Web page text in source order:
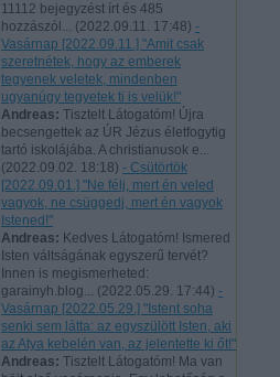
11112 bejegyzést írt és 485
hozzászól... (2022.09.11. 17:48) -
Vasárnap [2022.09.11.] "Amit csak
szeretnétek, hogy az emberek
tegyenek veletek, mindenben
ugyanúgy tegyetek ti is velük!"
Andreas: Tisztelt Látogatóm! Újra
becsengettek az ÚR Jézus életfogytig
tartó iskolájába. A christianusok e...
(2022.09.02. 18:18) - Csütörtök
[2022.09.01.] "Ne félj, mert én veled
vagyok, ne csüggedj, mert én vagyok
Istened!"
Andreas: Kedves Látogatóm! Ismered
Isten váltságának egyszerű tervét?
Innen is megismerheted:
garainyh.blog... (2022.05.29. 17:44) -
Vasárnap [2022.05.29.] "Istent soha
senki sem látta: az egyszülött Isten, aki
az Atya kebelén van, az jelentette ki őt!"
Andreas: Tisztelt Látogatóm! Ma van